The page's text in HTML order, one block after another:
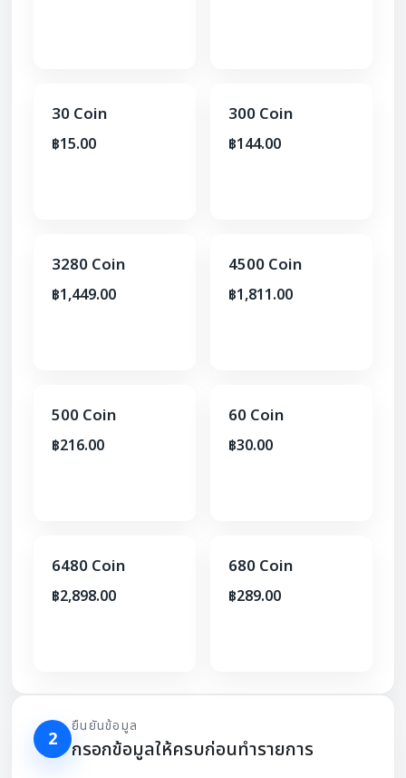
30 Coin
฿15.00
300 Coin
฿144.00
3280 Coin
฿1,449.00
4500 Coin
฿1,811.00
500 Coin
฿216.00
60 Coin
฿30.00
6480 Coin
฿2,898.00
680 Coin
฿289.00
2
ยืนยันข้อมูล
กรอกข้อมูลให้ครบก่อนทำรายการ